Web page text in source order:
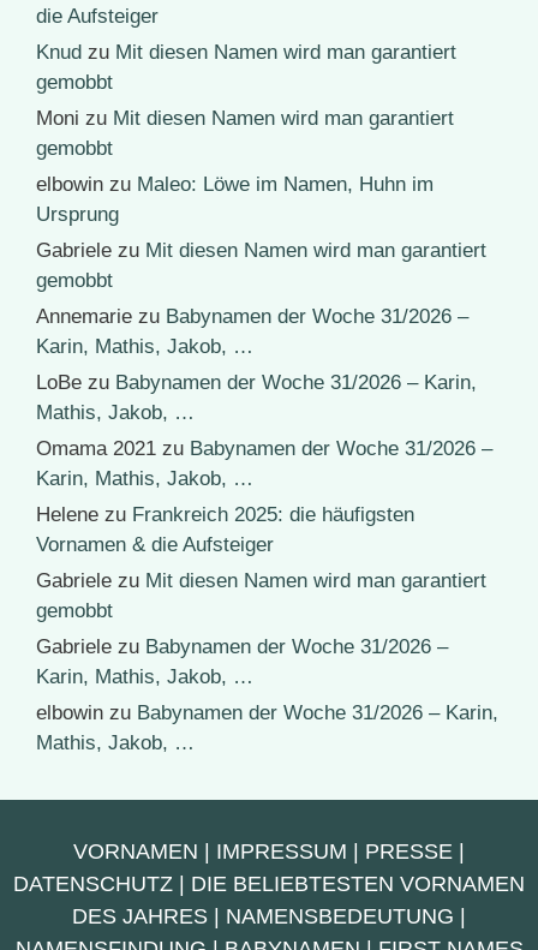
die Aufsteiger
Knud zu Mit diesen Namen wird man garantiert
gemobbt
Moni zu Mit diesen Namen wird man garantiert
gemobbt
elbowin zu Maleo: Löwe im Namen, Huhn im
Ursprung
Gabriele zu Mit diesen Namen wird man garantiert
gemobbt
Annemarie zu Babynamen der Woche 31/2026 –
Karin, Mathis, Jakob, …
LoBe zu Babynamen der Woche 31/2026 – Karin,
Mathis, Jakob, …
Omama 2021 zu Babynamen der Woche 31/2026 –
Karin, Mathis, Jakob, …
Helene zu Frankreich 2025: die häufigsten
Vornamen & die Aufsteiger
Gabriele zu Mit diesen Namen wird man garantiert
gemobbt
Gabriele zu Babynamen der Woche 31/2026 –
Karin, Mathis, Jakob, …
elbowin zu Babynamen der Woche 31/2026 – Karin,
Mathis, Jakob, …
VORNAMEN IMPRESSUM PRESSE
DATENSCHUTZ
DIE BELIEBTESTEN VORNAMEN
DES JAHRES
NAMENSBEDEUTUNG